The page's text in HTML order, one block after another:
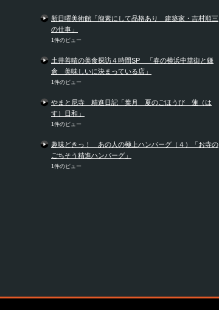
新日曜美術館「簡素にして品格あり 建築家・吉村順三
の仕事」
1件のビュー
土井善晴の美食探訪４時間SP 「春の横浜中華街と鎌
倉 美味しいに決まっている店」
1件のビュー
やまと尼寺 精進日記「葉月 夏のごほうび 蓮（は
す）日和」
1件のビュー
趣味どきっ！ あの人の極上ハンバーグ（４）「お寺の
ごちそう精進ハンバーグ」
1件のビュー